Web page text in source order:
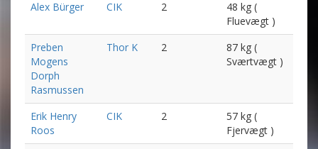
Alex Bürger
CIK 2
48 kg (
Fluevægt )
Preben
Mogens
Dorph
Rasmussen
Thor K 2
87 kg (
Sværtvægt )
Erik Henry
Roos
CIK 2
57 kg (
Fjervægt )